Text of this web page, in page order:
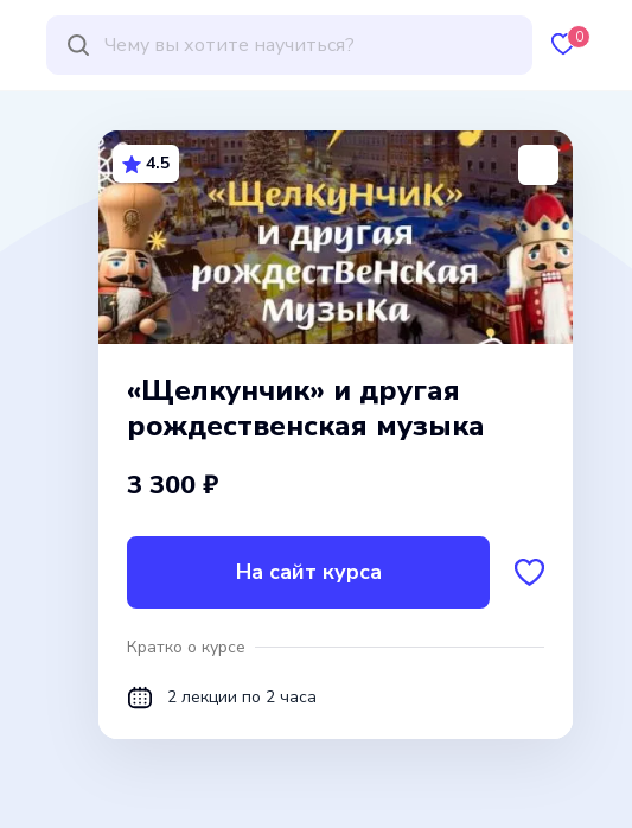
0
4.5
«Щелкунчик» и другая
рождественская музыка
3 300 ₽
На сайт курса
Кратко о курсе
2 лекции по 2 часа